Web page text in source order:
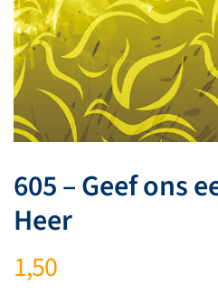
605 – Geef ons
Heer
1,50